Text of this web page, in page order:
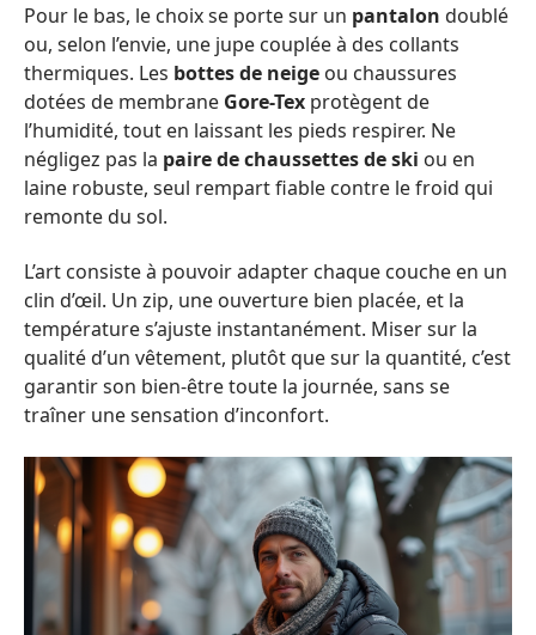
Pour le bas, le choix se porte sur un pantalon doublé
ou, selon l’envie, une jupe couplée à des collants
thermiques. Les bottes de neige ou chaussures
dotées de membrane Gore-Tex protègent de
l’humidité, tout en laissant les pieds respirer. Ne
négligez pas la paire de chaussettes de ski ou en
laine robuste, seul rempart fiable contre le froid qui
remonte du sol.
L’art consiste à pouvoir adapter chaque couche en un
clin d’œil. Un zip, une ouverture bien placée, et la
température s’ajuste instantanément. Miser sur la
qualité d’un vêtement, plutôt que sur la quantité, c’est
garantir son bien-être toute la journée, sans se
traîner une sensation d’inconfort.